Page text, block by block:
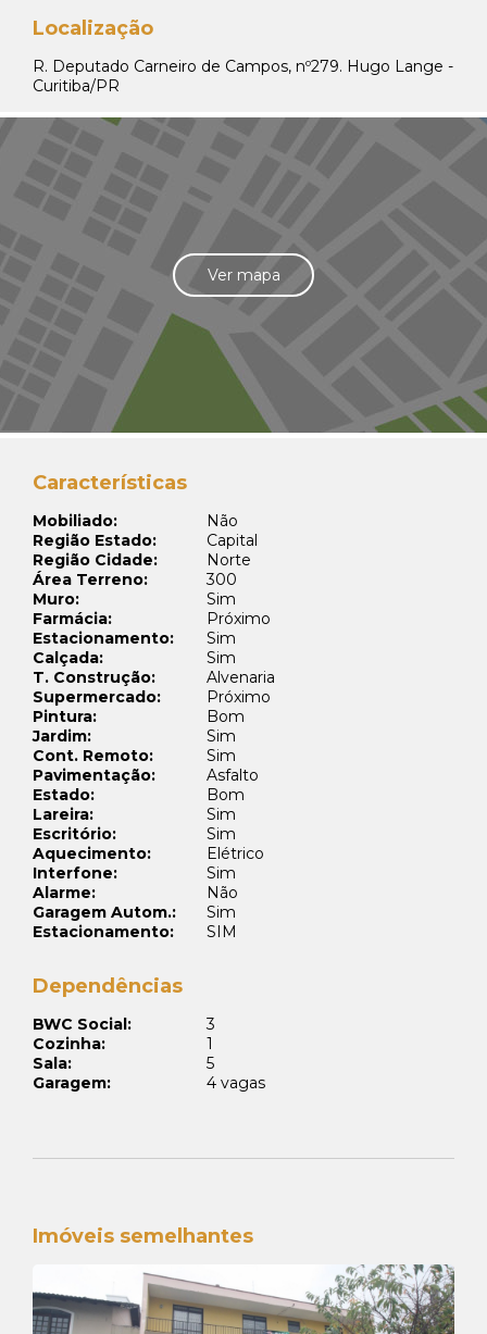
Localização
R. Deputado Carneiro de Campos, nº279. Hugo Lange -
Curitiba/PR
Ver mapa
Características
Mobiliado:
Não
Região Estado:
Capital
Região Cidade:
Norte
Área Terreno:
300
Muro:
Sim
Farmácia:
Próximo
Estacionamento:
Sim
Calçada:
Sim
T. Construção:
Alvenaria
Supermercado:
Próximo
Pintura:
Bom
Jardim:
Sim
Cont. Remoto:
Sim
Pavimentação:
Asfalto
Estado:
Bom
Lareira:
Sim
Escritório:
Sim
Aquecimento:
Elétrico
Interfone:
Sim
Alarme:
Não
Garagem Autom.:
Sim
Estacionamento:
SIM
Dependências
BWC Social:
3
Cozinha:
1
Sala:
5
Garagem:
4 vagas
Imóveis semelhantes